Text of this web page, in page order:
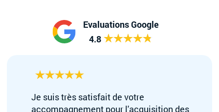
Evaluations Google
4.8
Je suis très satisfait de votre
accompagnement pour l'acquisition des